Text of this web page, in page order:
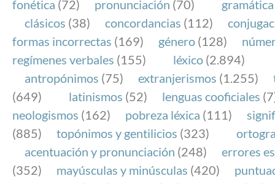
fonética (72) pronunciación (70) gramática
clásicos (38) concordancias (112)
formas incorrectas (169) género (128)
regímenes verbales (155) léxico (2.894)
antropónimos (75) extranjerismos (1.255)
(649)
latinismos (52) lenguas cooficiales
neologismos (162) pobreza léxica (111)
(885)
topónimos y gentilicios (323)
acentuación y pronunciación (248)
errores
(352)
mayúsculas y minúsculas (420)